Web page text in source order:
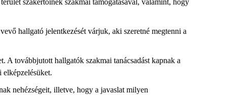
szakértőinek szakmai támogatásával, valamint, hogy
hallgató jelentkezését várjuk, aki szeretné megtenni a
továbbjutott hallgatók szakmai tanácsadást kapnak a
elképzelésüket.
nehézségeit, illetve, hogy a javaslat milyen